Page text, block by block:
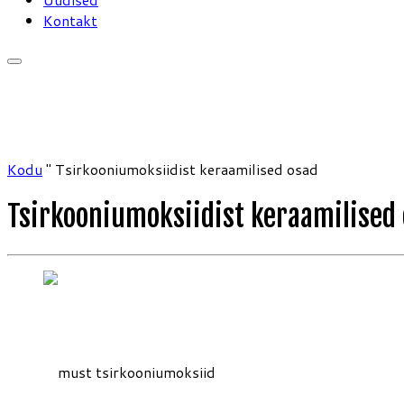
Kontakt
Kodu " Tsirkooniumoksiidist keraamilised osad
Tsirkooniumoksiidist keraamilised